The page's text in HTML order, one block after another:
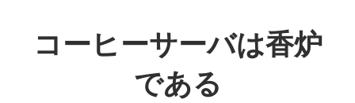
ン
テコーヒーサーバは香炉
である